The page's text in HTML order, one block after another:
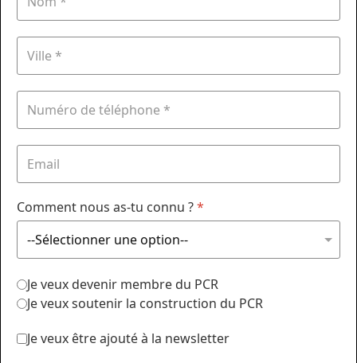
Comment nous as-tu connu ?*
Je veux devenir membre du PCR
Je veux soutenir la construction du PCR
Je veux être ajouté à la newsletter